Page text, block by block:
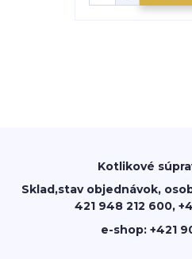
Kotlikové
Sklad,stav objednávok,
421 948 212 600,
e-shop: +421